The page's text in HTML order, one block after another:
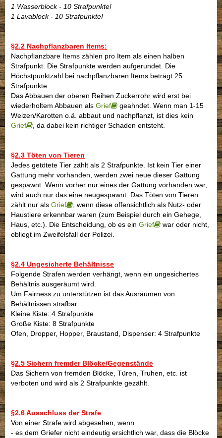
1 Wasserblock - 10 Strafpunkte!
1 Lavablock - 10 Strafpunkte!
§2.2 Nachpflanzbaren Items:
Nachpflanzbare Items zählen pro Item als einen halben
Strafpunkt. Die Strafpunkte werden aufgerundet. Die
Höchstpunktzahl bei nachpflanzbaren Items beträgt 25
Strafpunkte.
Das Abbauen der oberen Reihen Zuckerrohr wird erst bei
wiederholtem Abbauen als Grief
geahndet. Wenn man 1-15
Weizen/Karotten o.ä. abbaut und nachpflanzt, ist dies kein
Grief
, da dabei kein richtiger Schaden entsteht.
§2.3 Töten von Tieren
Jedes getötete Tier zählt als 2 Strafpunkte. Ist kein Tier einer
Gattung mehr vorhanden, werden zwei neue dieser Gattung
gespawnt. Wenn vorher nur eines der Gattung vorhanden war,
wird auch nur das eine neugespawnt. Das Töten von Tieren
zählt nur als Grief
, wenn diese offensichtlich als Nutz- oder
Haustiere erkennbar waren (zum Beispiel durch ein Gehege,
Haus, etc.). Die Entscheidung, ob es ein Grief
war oder nicht,
obliegt im Zweifelsfall der Polizei.
§2.4 Ungesicherte Behältnisse
Folgende Strafen werden verhängt, wenn ein ungesichertes
Behältnis ausgeräumt wird.
Um Fairness zu unterstützen ist das Ausräumen von
Behältnissen strafbar.
Kleine Kiste: 4 Strafpunkte
Große Kiste: 8 Strafpunkte
Ofen, Dropper, Hopper, Braustand, Dispenser: 4 Strafpunkte
§2.5 Sichern fremder Blöcke/Gegenstände
Das Sichern von fremden Blöcke, Türen, Truhen, etc. ist
verboten und wird als 2 Strafpunkte gezählt.
§2.6 Ausschluss der Strafe
Von einer Strafe wird abgesehen, wenn
- es dem Griefer nicht eindeutig ersichtlich war, dass die Blöcke